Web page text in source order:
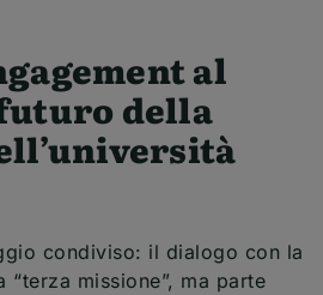
al
della
condiviso: il dialogo con la
“terza missione”, ma parte